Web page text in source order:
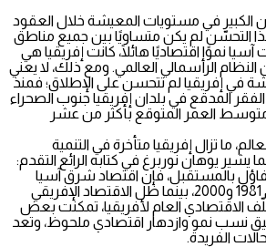
الكبير في مستويات المعيشة خلال العقود
التحسّن لم يكن متساويًا بين جميع مناطق
نموًا اقتصاديًا هائلًا، كانت إفريقيا هي
النظام الرأسمالي العالمي. ومع ذلك، لا يعني
في إفريقيا لم تتحسن على الإطلاق؛ فمنذ
نسبة الفقر المدقع في بلدان إفريقيا جنوب الصحراء
العمر المتوقع بأكثر من عشر
ما تزال إفريقيا متأخرة في التنمية
يشير يوهان نوربرغ في كتابه الرائع التقدم:
بالمستقبل، فإن اقتصاد شرق آسيا
تضاعف حجمه بين عامي 1981 و2000، بينما ظل الاقتصاد الإفريقي
الاقتصادي العام لأفريقيا، تمكنت بعض
نسب نمو وازدهار اقتصادي ملحوظ، وتعد
الفريدة.